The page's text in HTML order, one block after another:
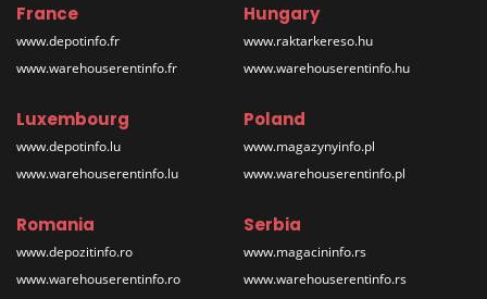
France
www.depotinfo.fr
www.warehouserentinfo.fr
Hungary
www.raktarkereso.hu
www.warehouserentinfo.hu
Luxembourg
www.depotinfo.lu
www.warehouserentinfo.lu
Poland
www.magazynyinfo.pl
www.warehouserentinfo.pl
Romania
www.depozitinfo.ro
www.warehouserentinfo.ro
Serbia
www.magacininfo.rs
www.warehouserentinfo.rs